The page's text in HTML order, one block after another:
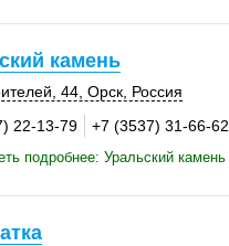
камень
44, Орск, Россия
22-13-79
+7 (3537) 31-66-62
подробнее: Уральский камень